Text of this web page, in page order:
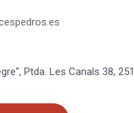
Ptda. Les Canals 38,